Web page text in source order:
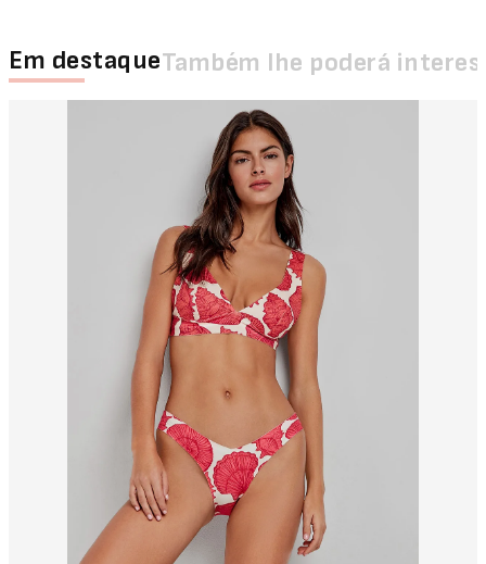
Em destaqueTambém lhe poderá